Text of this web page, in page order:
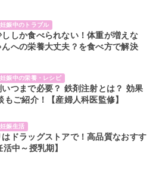
妊娠中のトラブル
しか食べられない！体重が増えな
んへの栄養大丈夫？を食べ方で解決
妊娠中の栄養・レシピ
つまで必要？ 鉄剤注射とは？ 効果
もご紹介！【産婦人科医監修】
妊娠生活
ドラッグストアで！高品質なおすす
中～授乳期】